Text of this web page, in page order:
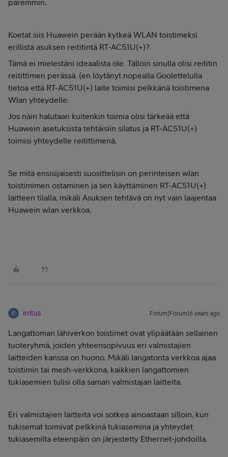
paremmin.
Koetat siis Huawein perään kytkeä WLAN toistimeksi
erillistä asuksen reititintä RT-AC51U(+)?
Tämä ei mielestäni ideaalista ole. Tällöin sinulla olisi reititin
reitittimen perässä. (en löytänyt nopealla Goolettelulla
tietoa että RT-AC51U(+) laite toimisi pelkkänä toistimena
Wlan yhteydelle.
Jos näin halutaan kuitenkin toimia olisi tärkeää että
Huawein asetuksista tehtäisiin silatus ja RT-AC51U(+)
toimisi yhteydelle reitittimenä.
Se mitä ensisijaisesti suosittelisin on perinteisen wlan
toistimimen ostaminen ja sen käyttäminen RT-AC51U(+)
laitteen tilalla, mikäli Asuksen tehtävä on nyt vain laajentaa
Huawein wlan verkkoa.
irritus Forum|Forum|6 years ago
Langattoman lähiverkon toistimet ovat ylipäätään sellainen
tuoteryhmä, joiden yhteensopivuus eri valmistajien
laitteiden kanssa on huono. Mikäli langatonta verkkoa ajaa
toistimin tai mesh-verkkona, kaikkien langattomien
tukiasemien tulisi olla saman valmistajan laitteita.
Eri valmistajien laitteita voi sotkea ainoastaan silloin, kun
tukisemat toimivat pelkkinä tukiasemina ja yhteydet
tukiasemilta eteenpäin on järjestetty Ethernet-johdoilla.